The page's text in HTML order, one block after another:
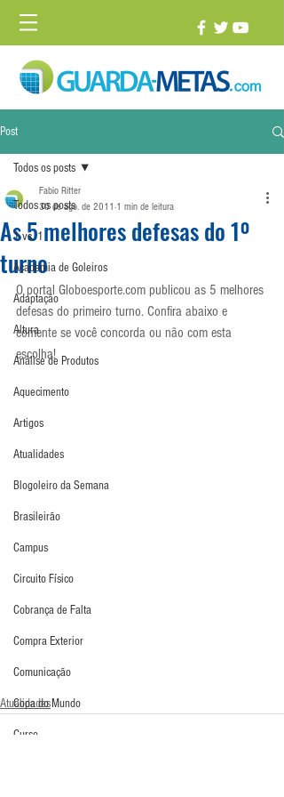
Post
Todos os posts
1 vs. 1
Academia de Goleiros
Adaptação
Altura
Análise de Produtos
Aquecimento
Artigos
Atualidades
Blogoleiro da Semana
Brasileirão
Campus
Circuito Físico
Cobrança de Falta
Compra Exterior
Comunicação
Copa do Mundo
Curso
Todos os posts
As 5 melhores defesas do 1º
turno
Fabio Ritter
30 de ago. de 2011 1 min de leitura
O portal Globoesporte.com publicou as 5 melhores
defesas do primeiro turno. Confira abaixo e
comente se você concorda ou não com esta
escolha!
Atualidades